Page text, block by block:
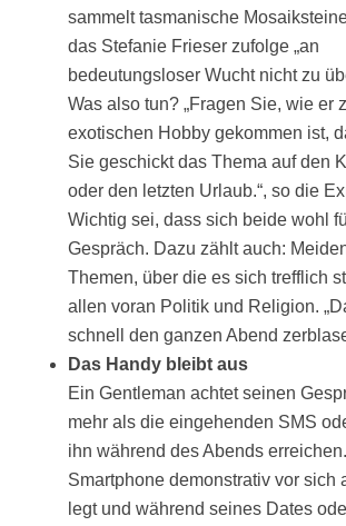
sammelt tasmanische
das Stefanie Frieser zufolge „an
bedeutungsloser Wucht nicht zu
Was also tun? „Fragen Sie, wie er
exotischen Hobby gekommen ist,
Sie geschickt das Thema auf den
oder den letzten Urlaub.“, so die
Wichtig sei, dass sich beide wohl
Gespräch. Dazu zählt auch:
Themen, über die es sich trefflich
allen voran Politik und Religion.
schnell den ganzen Abend
Das Handy bleibt aus
Ein Gentleman achtet seinen
mehr als die eingehenden SMS
ihn während des Abends
Smartphone demonstrativ vor sich
legt und während seines Dates